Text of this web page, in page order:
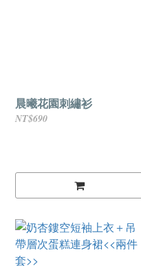
晨曦花園刺繡衫
NT$690